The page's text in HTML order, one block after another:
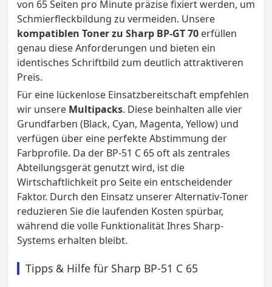
von 65 Seiten pro Minute präzise fixiert werden, um
Schmierfleckbildung zu vermeiden. Unsere
kompatiblen Toner zu Sharp BP-GT 70 erfüllen
genau diese Anforderungen und bieten ein
identisches Schriftbild zum deutlich attraktiveren
Preis.
Für eine lückenlose Einsatzbereitschaft empfehlen
wir unsere Multipacks. Diese beinhalten alle vier
Grundfarben (Black, Cyan, Magenta, Yellow) und
verfügen über eine perfekte Abstimmung der
Farbprofile. Da der BP-51 C 65 oft als zentrales
Abteilungsgerät genutzt wird, ist die
Wirtschaftlichkeit pro Seite ein entscheidender
Faktor. Durch den Einsatz unserer Alternativ-Toner
reduzieren Sie die laufenden Kosten spürbar,
während die volle Funktionalität Ihres Sharp-
Systems erhalten bleibt.
Tipps & Hilfe für Sharp BP-51 C 65